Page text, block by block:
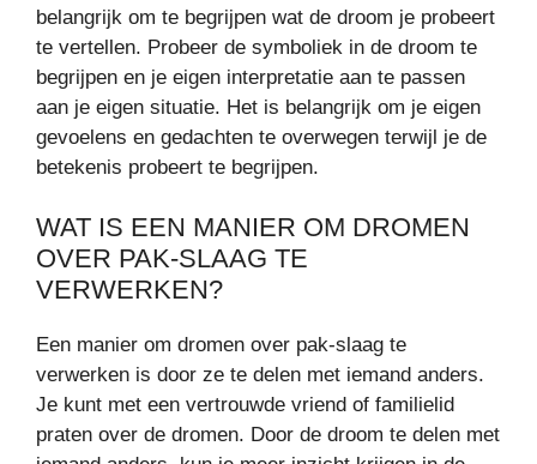
belangrijk om te begrijpen wat de droom je probeert
te vertellen. Probeer de symboliek in de droom te
begrijpen en je eigen interpretatie aan te passen
aan je eigen situatie. Het is belangrijk om je eigen
gevoelens en gedachten te overwegen terwijl je de
betekenis probeert te begrijpen.
WAT IS EEN MANIER OM DROMEN
OVER PAK-SLAAG TE
VERWERKEN?
Een manier om dromen over pak-slaag te
verwerken is door ze te delen met iemand anders.
Je kunt met een vertrouwde vriend of familielid
praten over de dromen. Door de droom te delen met